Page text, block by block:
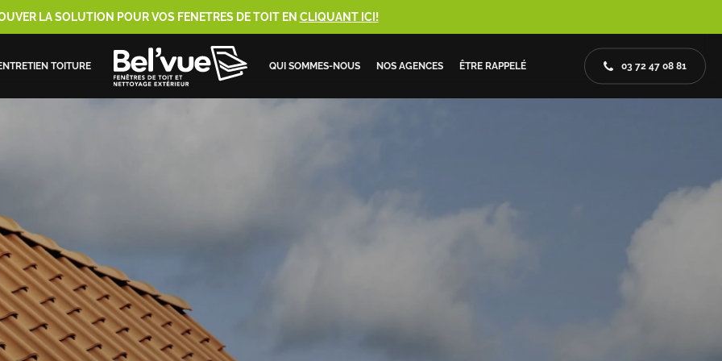
LA SOLUTION POUR VOS FENETRES DE TOIT EN CLIQUANT ICI!
TOITURE QUI SOMMES-NOUS NOS AGENCES ÊTRE RAPPELÉ 03 72 47 08 81